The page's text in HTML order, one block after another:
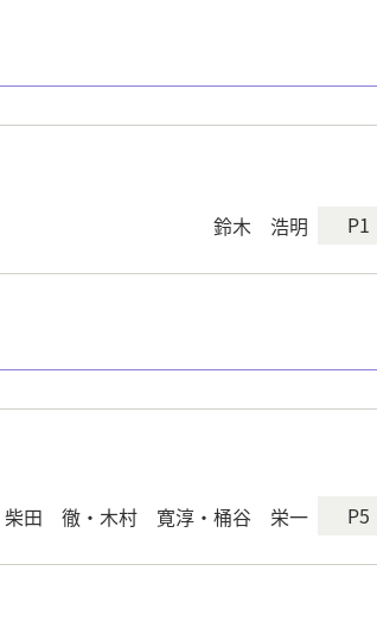
鈴木 浩明
P1
田 徹・木村 寛淳・桶谷 栄一 P5